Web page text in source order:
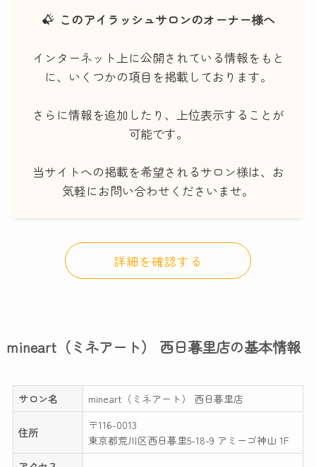
このアイラッシュサロンのオーナー様へ
インターネット上に公開されている情報をもと
に、いくつかの項目を掲載しております。
さらに情報を追加したり、上位表示することが
可能です。
当サイトへの掲載を希望されるサロン様は、お
気軽にお問い合わせくださいませ。
詳細を確認する
mineart（ミネアート） 西日暮里店の基本情報
サロン名 mineart（ミネアート） 西日暮里店
住所
〒116-0013
東京都荒川区西日暮里5-18-9 アミーゴ神山 1F